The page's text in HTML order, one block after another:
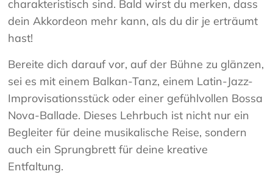
charakteristisch sind. Bald wirst du merken, dass
dein Akkordeon mehr kann, als du dir je erträumt
hast!
Bereite dich darauf vor, auf der Bühne zu glänzen,
sei es mit einem Balkan-Tanz, einem Latin-Jazz-
Improvisationsstück oder einer gefühlvollen Bossa
Nova-Ballade. Dieses Lehrbuch ist nicht nur ein
Begleiter für deine musikalische Reise, sondern
auch ein Sprungbrett für deine kreative
Entfaltung.